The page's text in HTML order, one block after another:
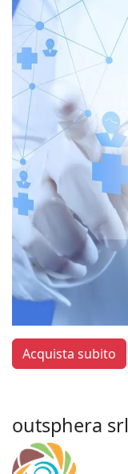
Acquista subito
outsphera srl